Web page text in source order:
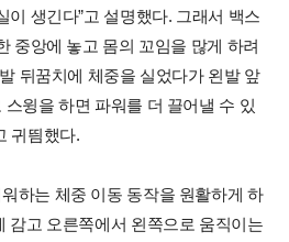
이 생긴다”고 설명했다. 그래서 백스
중앙에 놓고 몸의 꼬임을 많게 하려
뒤꿈치에 체중을 실었다가 왼발 앞
윙을 하면 파워를 더 끌어낼 수 있
귀띔했다.
하는 체중 이동 동작을 원활하게 하
감고 오른쪽에서 왼쪽으로 움직이는